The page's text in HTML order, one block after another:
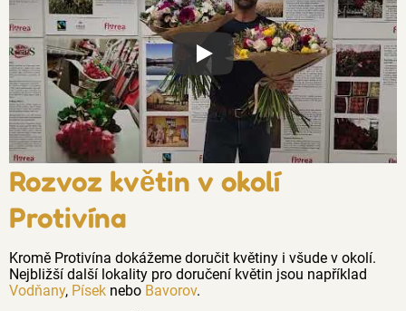
Proč jsou květiny z Florea tak
Rozvoz květin v okolí
Protivína
Kromě Protivína dokážeme doručit květiny i všude v okolí.
Nejbližší další lokality pro doručení květin jsou například
Vodňany, Písek nebo Bavorov.